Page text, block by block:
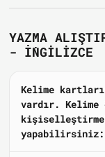
YAZMA
- İNGILIZCE
Kelime
vardır. Kelime
yapabilirsiniz: